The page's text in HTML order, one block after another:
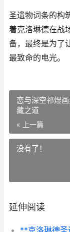
圣遗物词条的构
着克洛琳德在战
备，最终是为了
最致命的电光。
恋与深空祁煜
藏之道
« 上一篇
没有了！
延伸阅读